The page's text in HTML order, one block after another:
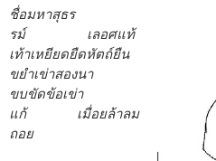
ชื่อมหาสุธร
รม์ เลอศแท้
เท้าเหยียดยืดหัตถ์ยืน
ขยำเข่าสองนา
ขบขัดข้อเข่า
แก้ เมื่อยล้าลม
ถอย